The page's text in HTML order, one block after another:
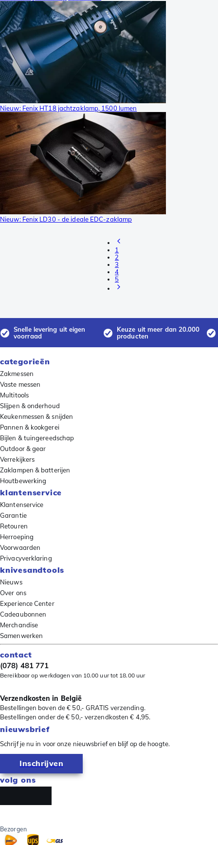
Nieuw: Fenix HT18 jachtzaklamp, 1500 lumen
Nieuw: Fenix LD30 - de ideale EDC-zaklamp
1
2
3
4
5
Snelle levering uit eigen
voorraad
Keuze uit meer dan 20.000
producten
categorieën
Zakmessen
Vaste messen
Multitools
Slijpen & onderhoud
Keukenmessen & snijden
Pannen & kookgerei
Bijlen & tuingereedschap
Outdoor & gear
Verrekijkers
Zaklampen & batterijen
Houtbewerking
klantenservice
Klantenservice
Garantie
Retouren
Herroeping
Voorwaarden
Privacyverklaring
knivesandtools
Nieuws
Over ons
Experience Center
Cadeaubonnen
Merchandise
Samenwerken
contact
(078) 481 771
Bereikbaar op werkdagen van 10.00 uur tot 18.00 uur
Verzendkosten in België
Bestellingen boven de € 50,- GRATIS verzending.
Bestellingen onder de € 50,- verzendkosten € 4,95.
nieuwsbrief
Schrijf je nu in voor onze nieuwsbrief en blijf op de hoogte.
Inschrijven
volg ons
Bezorgen